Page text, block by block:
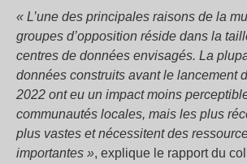
« L’une des principales raisons de la
groupes d’opposition réside dans la
centres de données envisagés. La
données construits avant le lancement
2022 ont eu un impact moins
communautés locales, mais les plus
plus vastes et nécessitent des
importantes », explique le rapport du